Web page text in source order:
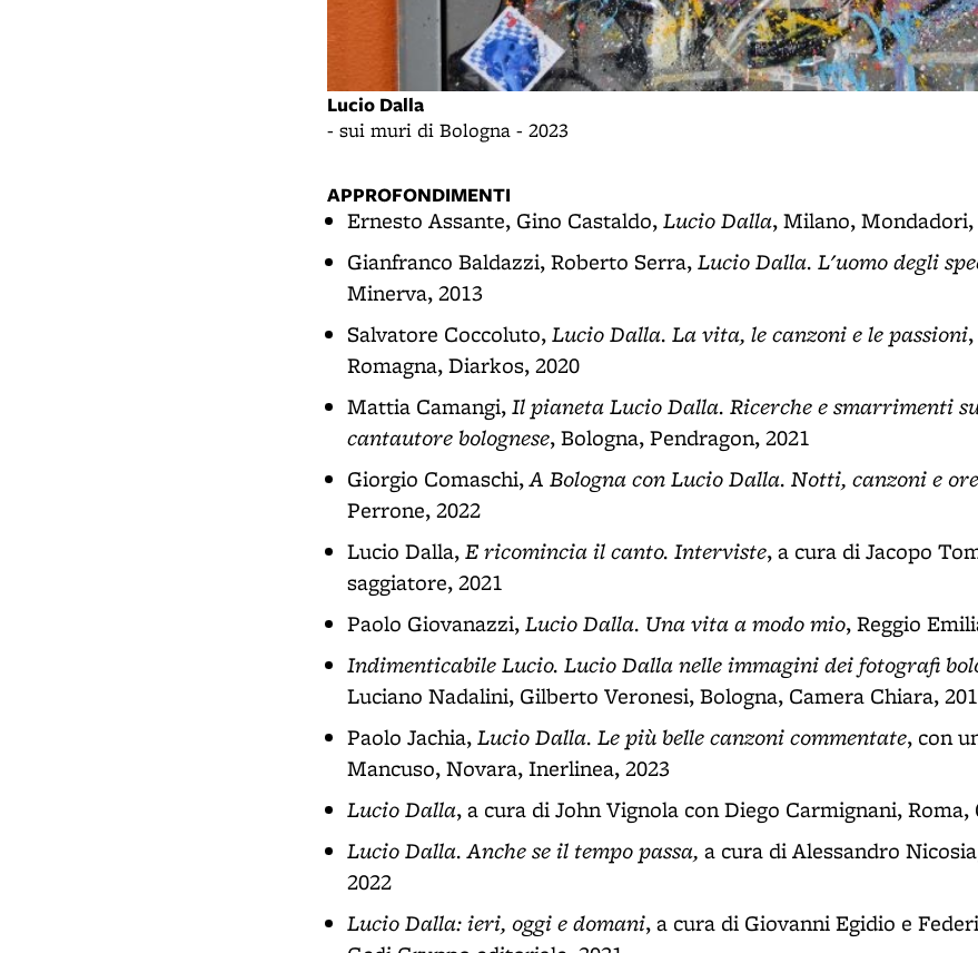
Lucio Dalla
- sui muri di Bologna - 2023
APPROFONDIMENTI
Ernesto Assante, Gino Castaldo,Lucio Dalla, Milano, Mondadori,
Gianfranco Baldazzi, Roberto Serra,Lucio Dalla. L'uomo degli
Minerva, 2013
Salvatore Coccoluto,Lucio Dalla. La vita, le canzoni e le passioni
Romagna, Diarkos, 2020
Mattia Camangi,Il pianeta Lucio Dalla. Ricerche e smarrimenti
cantautore bolognese, Bologna, Pendragon, 2021
Giorgio Comaschi,A Bologna con Lucio Dalla. Notti, canzoni e
Perrone, 2022
Lucio Dalla,E ricomincia il canto. Interviste, a cura di Jacopo
saggiatore, 2021
Paolo Giovanazzi,Lucio Dalla. Una vita a modo mio, Reggio
Indimenticabile Lucio. Lucio Dalla nelle immagini dei fotografi
Luciano Nadalini, Gilberto Veronesi, Bologna, Camera Chiara,
Paolo Jachia,Lucio Dalla. Le più belle canzoni commentate, con
Mancuso, Novara, Inerlinea, 2023
Lucio Dalla, a cura di John Vignola con Diego Carmignani, Roma,
Lucio Dalla. Anche se il tempo passa, a cura di Alessandro
2022
Lucio Dalla: ieri, oggi e domani, a cura di Giovanni Egidio e